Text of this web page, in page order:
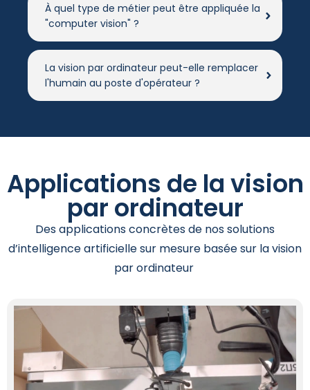
À quel type de métier peut être appliquée la
"computer vision" ?
La vision par ordinateur peut-elle remplacer
l'humain au poste d'opérateur ?
Applications de la vision
par ordinateur
Des applications concrètes de nos solutions
d’intelligence artificielle sur mesure basée sur la vision
par ordinateur